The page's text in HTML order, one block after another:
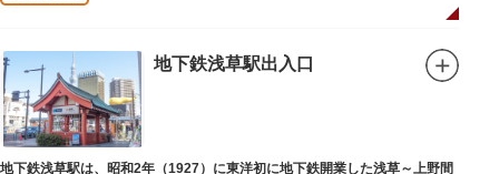
地下鉄浅草駅出入口
地下鉄浅草駅は、昭和2年（1927）に東洋初に地下鉄開業した浅草～上野間